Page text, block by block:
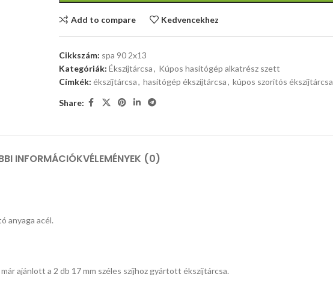
Add to compare Kedvencekhez
Cikkszám: spa 90 2x13
Kategóriák: Ékszíjtárcsa, Kúpos hasítógép alkatrész szett
Címkék: ékszíjtárcsa, hasítógép ékszíjtárcsa, kúpos szorítós ékszíjtárcsa
Share:
INFORMÁCIÓKVÉLEMÉNYEK (0)
anyaga acél.
ajánlott a 2 db 17 mm széles szíjhoz gyártott ékszíjtárcsa.